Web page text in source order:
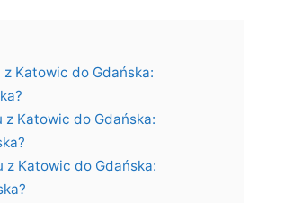
Katowic do Gdańska:
Katowic do Gdańska:
Katowic do Gdańska: